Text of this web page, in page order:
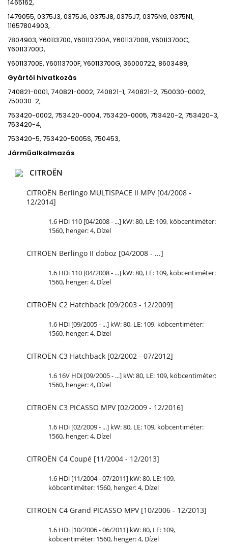
1465162,
1479055, 0375J3, 0375J6, 0375J8, 0375J7, 0375N9, 0375N1,
11657804903,
7804903, Y60113700, Y60113700A, Y60113700B, Y60113700C,
Y60113700D,
Y60113700E, Y60113700F, Y60113700G, 36000722, 8603489,
Gyártói hivatkozás
740821-0001, 740821-0002, 740821-1, 740821-2, 750030-0002,
750030-2,
753420-0002, 753420-0004, 753420-0005, 753420-2, 753420-3,
753420-4,
753420-5, 753420-5005S, 750453,
Járműalkalmazás
CITROËN
CITROËN Berlingo MULTISPACE II MPV [04/2008 -
12/2014]
1.6 HDi 110 [04/2008 - ...] kW: 80, LE: 109, köbcentiméter:
1560, henger: 4, Dízel
CITROËN Berlingo II doboz [04/2008 - ...]
1.6 HDi 110 [04/2008 - ...] kW: 80, LE: 109, köbcentiméter:
1560, henger: 4, Dízel
CITROËN C2 Hatchback [09/2003 - 12/2009]
1.6 HDi [09/2005 - ...] kW: 80, LE: 109, köbcentiméter:
1560, henger: 4, Dízel
CITROËN C3 Hatchback [02/2002 - 07/2012]
1.6 16V HDi [09/2005 - ...] kW: 80, LE: 109, köbcentiméter:
1560, henger: 4, Dízel
CITROËN C3 PICASSO MPV [02/2009 - 12/2016]
1.6 HDi [02/2009 - ...] kW: 80, LE: 109, köbcentiméter:
1560, henger: 4, Dízel
CITROËN C4 Coupé [11/2004 - 12/2013]
1.6 HDi [11/2004 - 07/2011] kW: 80, LE: 109,
köbcentiméter: 1560, henger: 4, Dízel
CITROËN C4 Grand PICASSO MPV [10/2006 - 12/2013]
1.6 HDi [10/2006 - 06/2011] kW: 80, LE: 109,
köbcentiméter: 1560, henger: 4, Dízel